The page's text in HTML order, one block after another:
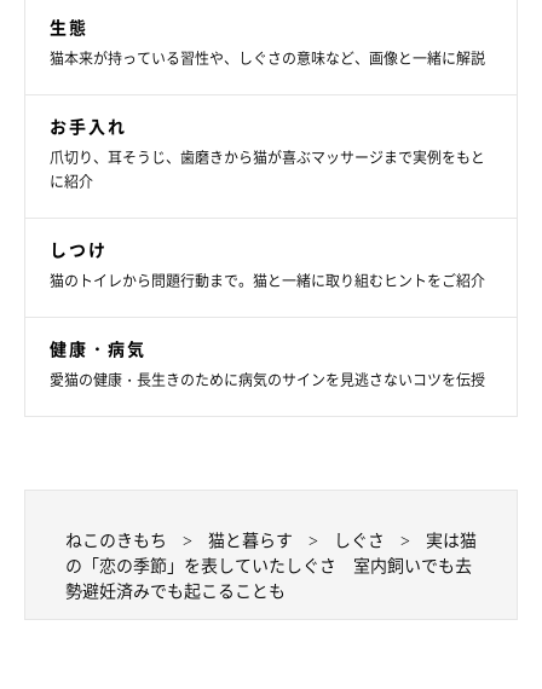
生態
猫本来が持っている習性や、しぐさの意味など、画像と一緒に解説
お手入れ
爪切り、耳そうじ、歯磨きから猫が喜ぶマッサージまで実例をもと
に紹介
しつけ
猫のトイレから問題行動まで。猫と一緒に取り組むヒントをご紹介
健康・病気
愛猫の健康・長生きのために病気のサインを見逃さないコツを伝授
ねこのきもち 猫と暮らす しぐさ
実は猫
の「恋の季節」を表していたしぐさ 室内飼いでも去
勢避妊済みでも起こることも